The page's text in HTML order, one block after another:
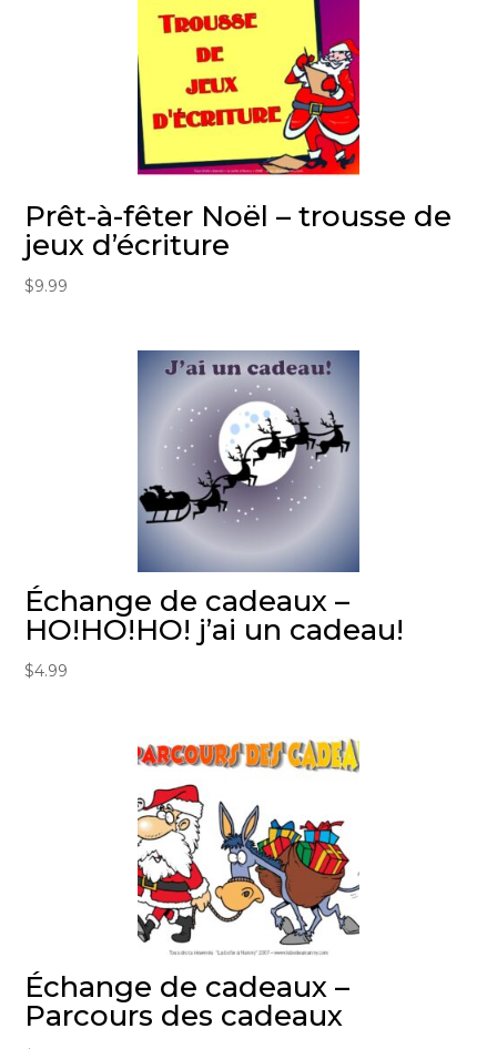
Prêt-à-fêter Noël – trousse de
jeux d’écriture
$9.99
Échange de cadeaux –
HO!HO!HO! j’ai un cadeau!
$4.99
Échange de cadeaux –
Parcours des cadeaux